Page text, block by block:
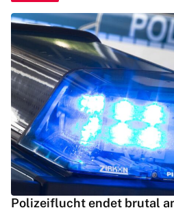
Polizeiflucht endet brutal